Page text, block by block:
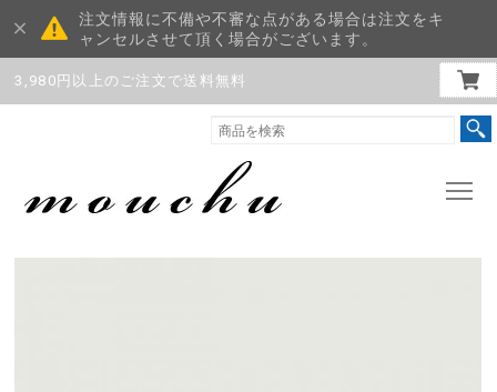
注文情報に不備や不審な点がある場合は注文をキ
ャンセルさせて頂く場合がございます。
3,980円以上のご注文で送料無料